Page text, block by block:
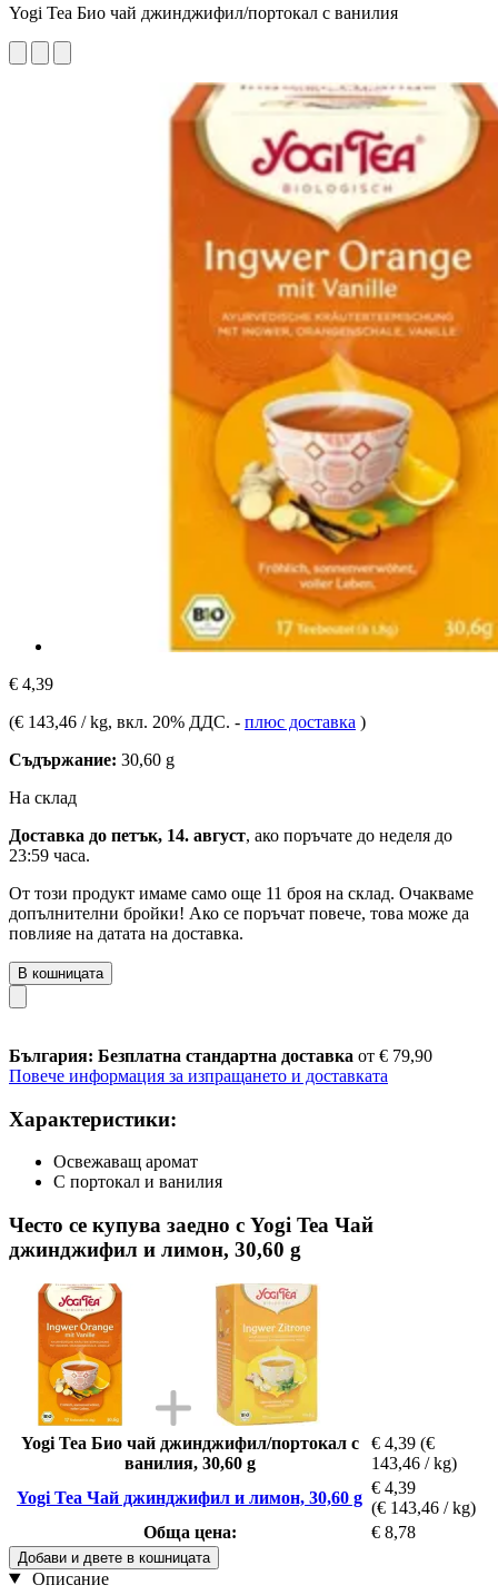
Yogi Tea Био чай джинджифил/портокал с ванилия
€ 4,39
(€ 143,46 / kg, вкл. 20% ДДС. - плюс доставка )
Съдържание: 30,60 g
На склад
Доставка до петък, 14. август, ако поръчате до неделя до
23:59 часа.
От този продукт имаме само още 11 броя на склад. Очакваме
допълнителни бройки! Ако се поръчат повече, това може да
повлияе на датата на доставка.
В кошницата
България: Безплатна стандартна доставка от € 79,90
Повече информация за изпращането и доставката
Характеристики:
Освежаващ аромат
С портокал и ванилия
Често се купува заедно с Yogi Tea Чай
джинджифил и лимон, 30,60 g
Yogi Tea Био чай джинджифил/портокал с
ванилия, 30,60 g
€ 4,39 (€
143,46 / kg)
Yogi Tea Чай джинджифил и лимон, 30,60 g
€ 4,39
(€ 143,46 / kg)
Обща цена:
€ 8,78
Добави и двете в кошницата
Описание